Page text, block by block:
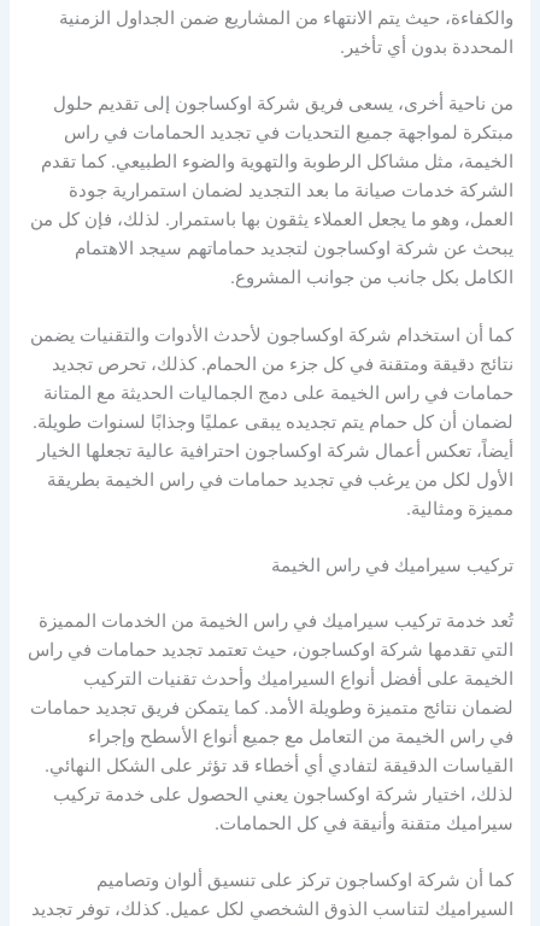
والكفاءة، حيث يتم الانتهاء من المشاريع ضمن الجداول الزمنية
المحددة بدون أي تأخير.
من ناحية أخرى، يسعى فريق شركة اوكساجون إلى تقديم حلول
مبتكرة لمواجهة جميع التحديات في تجديد الحمامات في راس
الخيمة، مثل مشاكل الرطوبة والتهوية والضوء الطبيعي. كما تقدم
الشركة خدمات صيانة ما بعد التجديد لضمان استمرارية جودة
العمل، وهو ما يجعل العملاء يثقون بها باستمرار. لذلك، فإن كل من
يبحث عن شركة اوكساجون لتجديد حماماتهم سيجد الاهتمام
الكامل بكل جانب من جوانب المشروع.
كما أن استخدام شركة اوكساجون لأحدث الأدوات والتقنيات يضمن
نتائج دقيقة ومتقنة في كل جزء من الحمام. كذلك، تحرص تجديد
حمامات في راس الخيمة على دمج الجماليات الحديثة مع المتانة
لضمان أن كل حمام يتم تجديده يبقى عمليًا وجذابًا لسنوات طويلة.
أيضاً، تعكس أعمال شركة اوكساجون احترافية عالية تجعلها الخيار
الأول لكل من يرغب في تجديد حمامات في راس الخيمة بطريقة
مميزة ومثالية.
تركيب سيراميك في راس الخيمة
تُعد خدمة تركيب سيراميك في راس الخيمة من الخدمات المميزة
التي تقدمها شركة اوكساجون، حيث تعتمد تجديد حمامات في راس
الخيمة على أفضل أنواع السيراميك وأحدث تقنيات التركيب
لضمان نتائج متميزة وطويلة الأمد. كما يتمكن فريق تجديد حمامات
في راس الخيمة من التعامل مع جميع أنواع الأسطح وإجراء
القياسات الدقيقة لتفادي أي أخطاء قد تؤثر على الشكل النهائي.
لذلك، اختيار شركة اوكساجون يعني الحصول على خدمة تركيب
سيراميك متقنة وأنيقة في كل الحمامات.
كما أن شركة اوكساجون تركز على تنسيق ألوان وتصاميم
السيراميك لتناسب الذوق الشخصي لكل عميل. كذلك، توفر تجديد